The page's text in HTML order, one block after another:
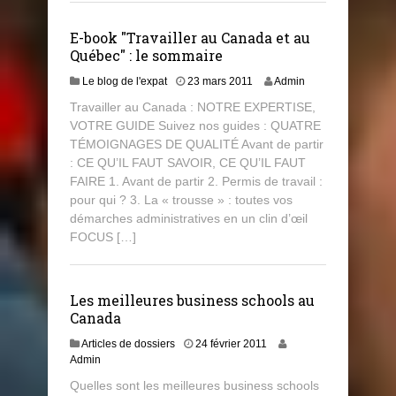
E-book "Travailler au Canada et au
Québec" : le sommaire
Le blog de l'expat 23 mars 2011 Admin
Travailler au Canada : NOTRE EXPERTISE,
VOTRE GUIDE Suivez nos guides : QUATRE
TÉMOIGNAGES DE QUALITÉ Avant de partir
: CE QU’IL FAUT SAVOIR, CE QU’IL FAUT
FAIRE 1. Avant de partir 2. Permis de travail :
pour qui ? 3. La « trousse » : toutes vos
démarches administratives en un clin d’œil
FOCUS […]
Les meilleures business schools au
Canada
Articles de dossiers
24 février 2011
Admin
Quelles sont les meilleures business schools